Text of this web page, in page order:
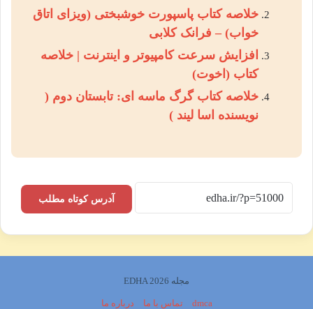
خلاصه کتاب پاسپورت خوشبختی (ویزای اتاق
خواب) – فرانک کلابی
افزایش سرعت کامپیوتر و اینترنت | خلاصه
کتاب (اخوت)
خلاصه کتاب گرگ ماسه ای: تابستان دوم (
نویسنده اسا لیند )
آدرس کوتاه مطلب
مجله EDHA 2026
dmca تماس با ما درباره ما